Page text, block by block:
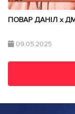
ПОВАР ДАНІЛ х
09.05.2025